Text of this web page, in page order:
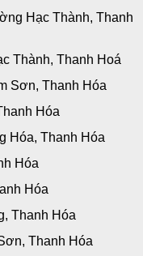
Hạc Thành, Thanh
Thành, Thanh Hoá
Sơn, Thanh Hóa
Hóa
Hóa, Thanh Hóa
Hóa
Hóa
Thanh Hóa
Thanh Hóa